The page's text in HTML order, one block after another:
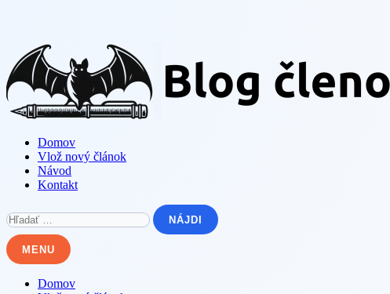
Domov
Vlož nový článok
Návod
Kontakt
Hľadať:
MENU
Domov